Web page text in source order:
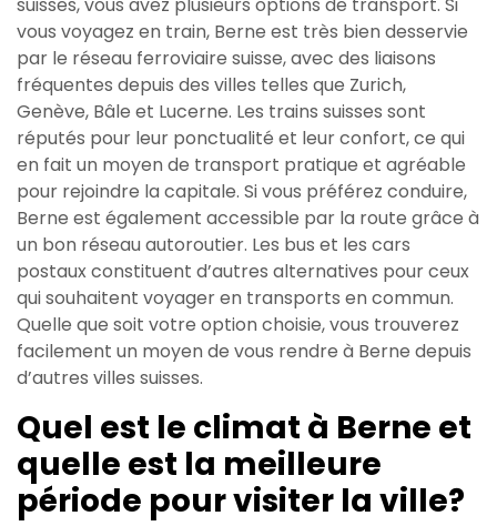
vous voyagez en train, Berne est très bien desservie
par le réseau ferroviaire suisse, avec des liaisons
fréquentes depuis des villes telles que Zurich,
Genève, Bâle et Lucerne. Les trains suisses sont
réputés pour leur ponctualité et leur confort, ce qui
en fait un moyen de transport pratique et agréable
pour rejoindre la capitale. Si vous préférez conduire,
Berne est également accessible par la route grâce à
un bon réseau autoroutier. Les bus et les cars
postaux constituent d’autres alternatives pour ceux
qui souhaitent voyager en transports en commun.
Quelle que soit votre option choisie, vous trouverez
facilement un moyen de vous rendre à Berne depuis
d’autres villes suisses.
Quel est le climat à Berne et
quelle est la meilleure
période pour visiter la ville?